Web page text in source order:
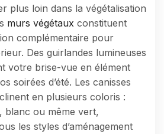
plus loin dans la végétalisation
murs végétaux constituent
complémentaire pour
Des guirlandes lumineuses
votre brise-vue en élément
soirées d’été. Les canisses
en plusieurs coloris :
blanc ou même vert,
les styles d’aménagement